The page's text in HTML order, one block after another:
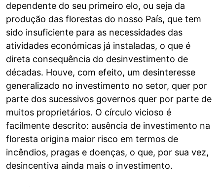
dependente do seu primeiro elo, ou seja da
produção das florestas do nosso País, que tem
sido insuficiente para as necessidades das
atividades económicas já instaladas, o que é
direta consequência do desinvestimento de
décadas. Houve, com efeito, um desinteresse
generalizado no investimento no setor, quer por
parte dos sucessivos governos quer por parte de
muitos proprietários. O círculo vicioso é
facilmente descrito: ausência de investimento na
floresta origina maior risco em termos de
incêndios, pragas e doenças, o que, por sua vez,
desincentiva ainda mais o investimento.